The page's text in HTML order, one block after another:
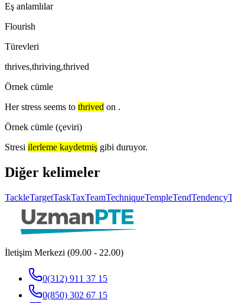
Eş anlamlılar
Flourish
Türevleri
thrives,thriving,thrived
Örnek cümle
Her stress seems to thrived on .
Örnek cümle (çeviri)
Stresi ilerleme kaydetmiş gibi duruyor.
Diğer kelimeler
TackleTargetTaskTaxTeamTechniqueTempleTendTendency
İletişim Merkezi (09.00 - 22.00)
0(312) 911 37 15
0(850) 302 67 15